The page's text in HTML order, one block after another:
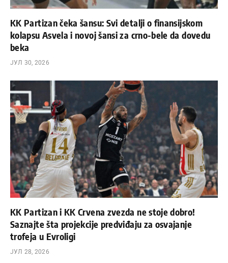
KK Partizan čeka šansu: Svi detalji o finansijskom
kolapsu Asvela i novoj šansi za crno-bele da dovedu
beka
ЈУЛ 30, 2026
KK Partizan i KK Crvena zvezda ne stoje dobro!
Saznajte šta projekcije predviđaju za osvajanje
trofeja u Evroligi
ЈУЛ 28, 2026